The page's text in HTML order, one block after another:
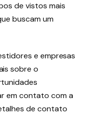
de vistos mais
buscam um
e empresas
sobre o
em contato com a
de contato